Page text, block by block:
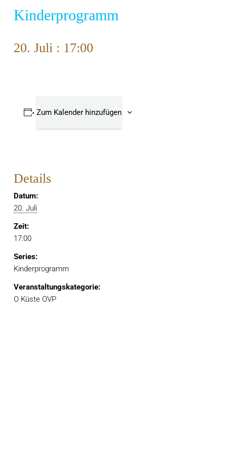
Kinderprogramm
20. Juli : 17:00
Zum Kalender hinzufügen
Details
Datum:
20. Juli
Zeit:
17:00
Series:
Kinderprogramm
Veranstaltungskategorie:
O Küste OVP